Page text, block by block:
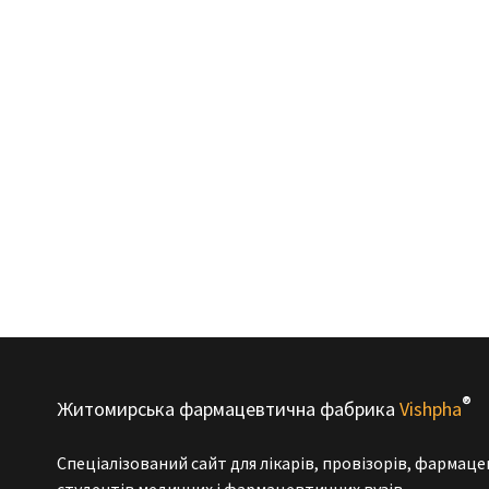
Житомирська фармацевтична фабрика Vishpha®
Спеціалізований сайт для лікарів, провізорів,